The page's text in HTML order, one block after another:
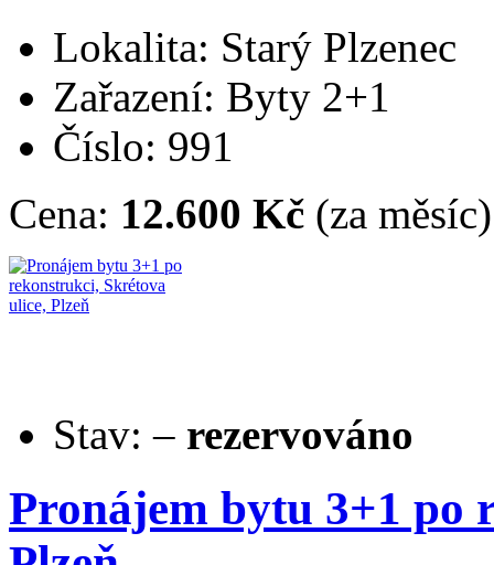
Lokalita: Starý Plzenec
Zařazení: Byty 2+1
Číslo: 991
Cena: 12.600 Kč (za měsíc)
Stav: – rezervováno
Pronájem bytu 3+1 po